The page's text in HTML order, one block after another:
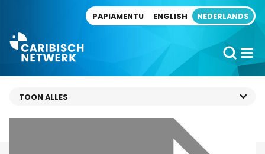
PAPIAMENTU ENGLISH NEDERLANDS